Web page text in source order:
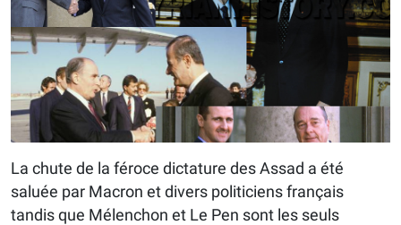
La chute de la féroce dictature des Assad a été
saluée par Macron et divers politiciens français
tandis que Mélenchon et Le Pen sont les seuls